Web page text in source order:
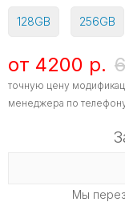
128GB 256GB
от 4200 р.
точную цену
менеджера по
Мы